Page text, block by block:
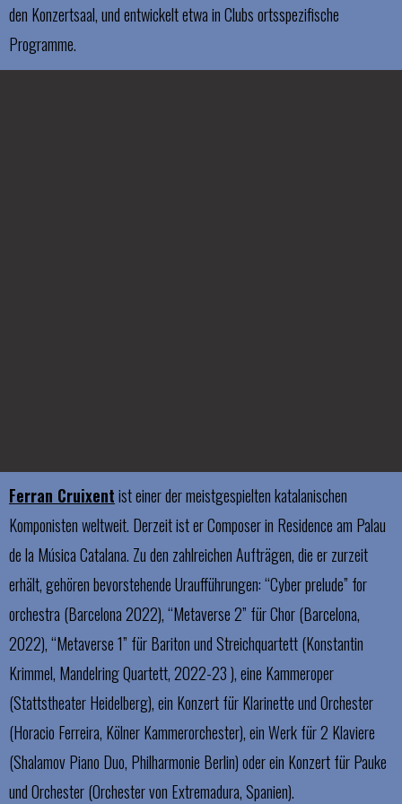
den Konzertsaal, und entwickelt etwa in Clubs ortsspezifische
Programme.
Ferran Cruixentist einer der meistgespielten katalanischen
Komponisten weltweit. Derzeit ist er Composer in Residence am Palau
de la Música Catalana. Zu den zahlreichen Aufträgen, die er zurzeit
erhält, gehören bevorstehende Uraufführungen: “Cyber prelude” for
orchestra (Barcelona 2022), “Metaverse 2” für Chor (Barcelona, ​​
2022), “Metaverse 1” für Bariton und Streichquartett (Konstantin
Krimmel, Mandelring Quartett, 2022-23 ), eine Kammeroper
(Stattstheater Heidelberg), ein Konzert für Klarinette und Orchester
(Horacio Ferreira, Kölner Kammerorchester), ein Werk für 2 Klaviere
(Shalamov Piano Duo, Philharmonie Berlin) oder ein Konzert für Pauke
und Orchester (Orchester von Extremadura, Spanien).